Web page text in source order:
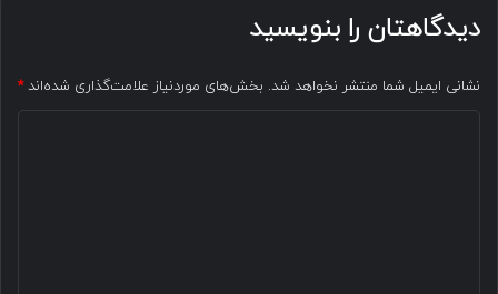
دیدگاهتان را بنویسید
نشانی ایمیل شما منتشر نخواهد شد. بخش‌های موردنیاز علامت‌گذاری شده‌اند*